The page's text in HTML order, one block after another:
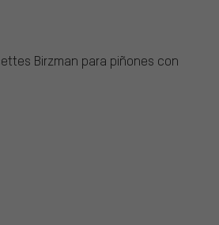
Birzman para piñones con